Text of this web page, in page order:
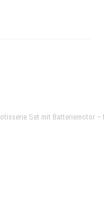
Set mit Batteriemotor –